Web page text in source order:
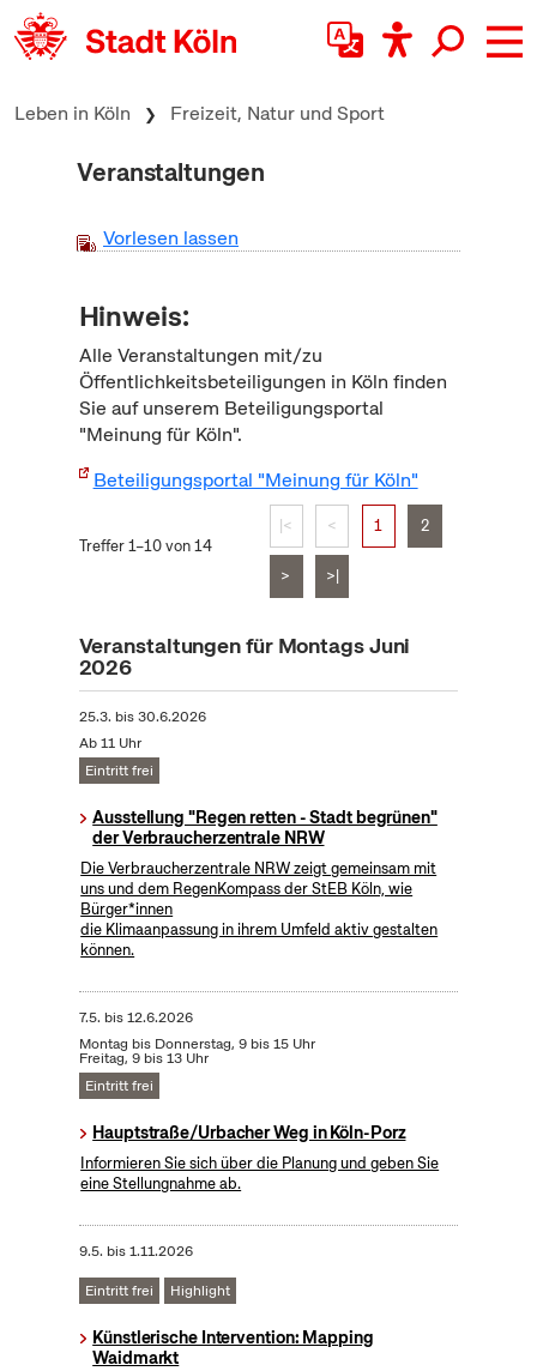
zum Inhalt springen
Leben in Köln Freizeit, Natur und Sport
Veranstaltungen
Vorlesen lassen
Hinweis:
Alle Veranstaltungen mit/zu
Öffentlichkeitsbeteiligungen in Köln finden
Sie auf unserem Beteiligungsportal
"Meinung für Köln".
Beteiligungsportal "Meinung für Köln"
Treffer 1–10 von 14
|< < 1 2
> >|
Veranstaltungen für Montags Juni
2026
25.3. bis30.6.2026
Ab 11 Uhr
Eintritt frei
Ausstellung "Regen retten - Stadt begrünen"
der Verbraucherzentrale NRW
Die Verbraucherzentrale NRW zeigt gemeinsam mit
uns und dem RegenKompass der StEB Köln, wie
Bürger*innen
die Klimaanpassung in ihrem Umfeld aktiv gestalten
können.
7.5. bis12.6.2026
Montag bis Donnerstag, 9 bis 15 Uhr
Freitag, 9 bis 13 Uhr
Eintritt frei
Hauptstraße/Urbacher Weg in Köln-Porz
Informieren Sie sich über die Planung und geben Sie
eine Stellungnahme ab.
9.5. bis1.11.2026
Eintritt frei Highlight
Künstlerische Intervention: Mapping
Waidmarkt